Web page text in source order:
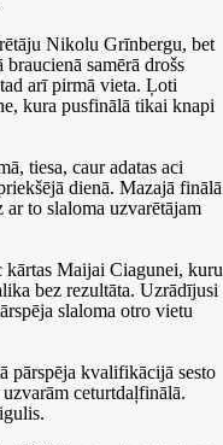
Nikolu Grīnbergu, bet
samērā drošs
arī pirmā vieta. Ļoti
kura pusfinālā tikai knapi
tiesa, caur adatas aci
dienā. Mazajā finālā
to slaloma uzvarētājam
kārtas Maijai Ciagunei, kuru
bez rezultāta. Uzrādījusi
slaloma otro vietu
pārspēja kvalifikācijā sesto
ceturtdaļfinālā.